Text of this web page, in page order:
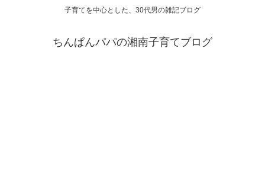
子育てを中心とした、30代男の雑記ブログ
ちんぱんパパの湘南子育てブログ